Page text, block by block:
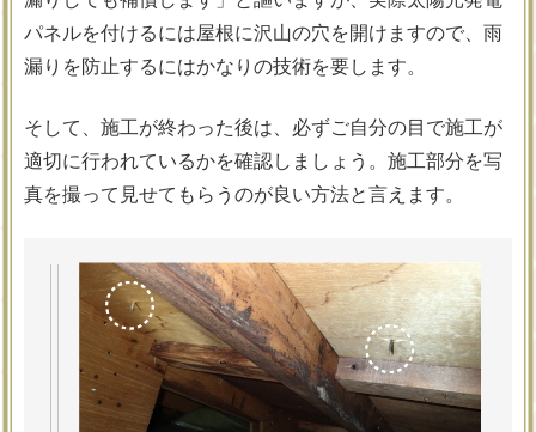
パネルを付けるには屋根に沢山の穴を開けますので、雨
漏りを防止するにはかなりの技術を要します。
そして、施工が終わった後は、必ずご自分の目で施工が
適切に行われているかを確認しましょう。施工部分を写
真を撮って見せてもらうのが良い方法と言えます。